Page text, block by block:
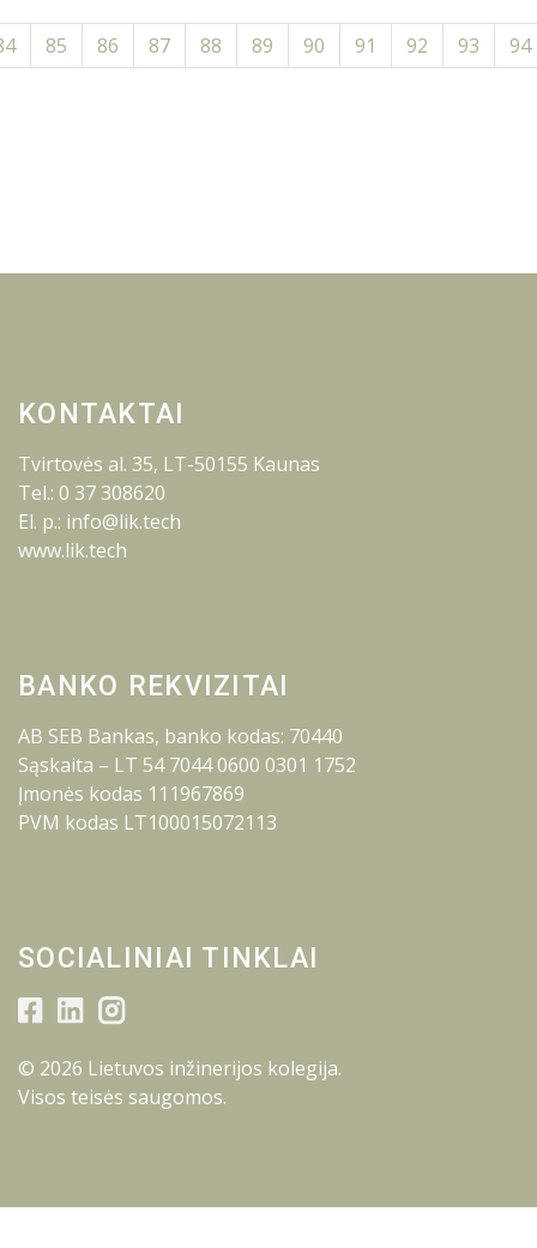
85 86 87 88 89 90 91 92 93 94
KONTAKTAI
Tvirtovės al. 35, LT-50155 Kaunas
Tel.: 0 37 308620
El. p.: info@lik.tech
www.lik.tech
BANKO REKVIZITAI
AB SEB Bankas, banko kodas: 70440
Sąskaita – LT 54 7044 0600 0301 1752
Įmonės kodas 111967869
PVM kodas LT100015072113
SOCIALINIAI TINKLAI
© 2026 Lietuvos inžinerijos kolegija.
Visos teisės saugomos.